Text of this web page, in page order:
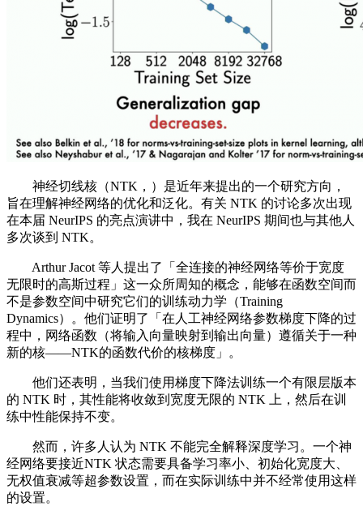
神经切线核（NTK，）是近年来提出的一个研究方向，
旨在理解神经网络的优化和泛化。有关 NTK 的讨论多次出现
在本届 NeurIPS 的亮点演讲中，我在 NeurIPS 期间也与其他人
多次谈到 NTK。
Arthur Jacot 等人提出了「全连接的神经网络等价于宽度
无限时的高斯过程」这一众所周知的概念，能够在函数空间而
不是参数空间中研究它们的训练动力学（Training
Dynamics）。他们证明了「在人工神经网络参数梯度下降的过
程中，网络函数（将输入向量映射到输出向量）遵循关于一种
新的核——NTK的函数代价的核梯度」。
他们还表明，当我们使用梯度下降法训练一个有限层版本
的 NTK 时，其性能将收敛到宽度无限的 NTK 上，然后在训
练中性能保持不变。
然而，许多人认为 NTK 不能完全解释深度学习。一个神
经网络要接近NTK 状态需要具备学习率小、初始化宽度大、
无权值衰减等超参数设置，而在实际训练中并不经常使用这样
的设置。